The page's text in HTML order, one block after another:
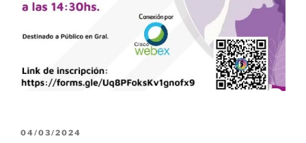
PUBLICADO
04/03/2024